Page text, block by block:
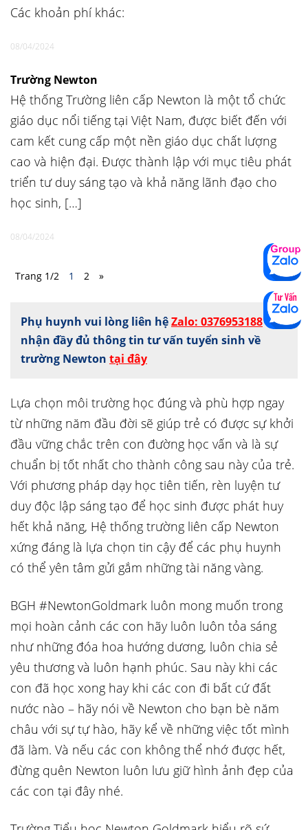
Các khoản phí khác:
08/04/2024
Trường Newton
Hệ thống Trường liên cấp Newton là một tổ chức
giáo dục nổi tiếng tại Việt Nam, được biết đến với
cam kết cung cấp một nền giáo dục chất lượng
cao và hiện đại. Được thành lập với mục tiêu phát
triển tư duy sáng tạo và khả năng lãnh đạo cho
học sinh, […]
08/04/2024
Trang 1/2 1 2 »
Phụ huynh vui lòng liên hệZalo: 0376953188để
nhận đầy đủ thông tin tư vấn tuyển sinh về
trường Newton tại đây
Lựa chọn môi trường học đúng và phù hợp ngay
từ những năm đầu đời sẽ giúp trẻ có được sự khởi
đầu vững chắc trên con đường học vấn và là sự
chuẩn bị tốt nhất cho thành công sau này của trẻ.
Với phương pháp dạy học tiên tiến, rèn luyện tư
duy độc lập sáng tạo để học sinh được phát huy
hết khả năng, Hệ thống trường liên cấp Newton
xứng đáng là lựa chọn tin cậy để các phụ huynh
có thể yên tâm gửi gắm những tài năng vàng.
BGH #NewtonGoldmark luôn mong muốn trong
mọi hoàn cảnh các con hãy luôn luôn tỏa sáng
như những đóa hoa hướng dương, luôn chia sẻ
yêu thương và luôn hạnh phúc. Sau này khi các
con đã học xong hay khi các con đi bất cứ đất
nước nào – hãy nói về Newton cho bạn bè năm
châu với sự tự hào, hãy kể về những việc tốt mình
đã làm. Và nếu các con không thể nhớ được hết,
đừng quên Newton luôn lưu giữ hình ảnh đẹp của
các con tại đây nhé.